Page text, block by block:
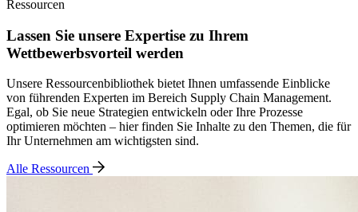
Ressourcen
Lassen Sie unsere Expertise zu Ihrem
Wettbewerbsvorteil werden
Unsere Ressourcenbibliothek bietet Ihnen umfassende Einblicke
von führenden Experten im Bereich Supply Chain Management.
Egal, ob Sie neue Strategien entwickeln oder Ihre Prozesse
optimieren möchten – hier finden Sie Inhalte zu den Themen, die für
Ihr Unternehmen am wichtigsten sind.
Alle Ressourcen